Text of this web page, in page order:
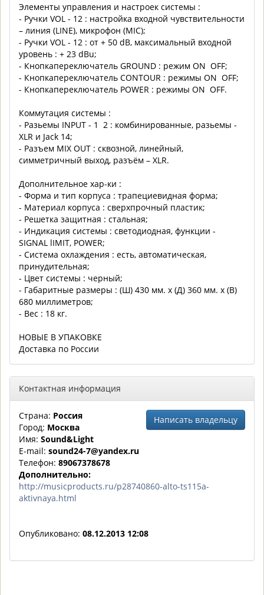
Элементы управления и настроек системы :
- Ручки VOL - 12 : настройка входной чувствительности
– линия (LINE), микрофон (MIC);
- Ручки VOL - 12 : от + 50 dB, максимальный входной
уровень : + 23 dBu;
- Кнопкапереключатель GROUND : режим ON OFF;
- Кнопкапереключатель CONTOUR : режимы ON OFF;
- Кнопкапереключатель POWER : режимы ON OFF.
Коммутация системы :
- Разьемы INPUT - 1 2 : комбинированные, разьемы -
XLR и Jack 14;
- Разъем MIX OUT : сквозной, линейный,
симметричный выход, разъём – XLR.
Дополнительное хар-ки :
- Форма и тип корпуса : трапециевидная форма;
- Материал корпуса : сверхпрочный пластик;
- Решетка защитная : стальная;
- Индикация системы : светодиодная, функции -
SIGNAL lIMIT, POWER;
- Система охлаждения : есть, автоматическая,
принудительная;
- Цвет системы : черный;
- Габаритные размеры : (Ш) 430 мм. x (Д) 360 мм. x (В)
680 миллиметров;
- Вес : 18 кг.
НОВЫЕ В УПАКОВКЕ
Доставка по России
Контактная информация
Написать владельцу
Страна: Россия
Город: Москва
Имя: Sound&Light
E-mail: sound24-7@yandex.ru
Телефон: 89067378678
Дополнительно:
http://musicproducts.ru/p28740860-alto-ts115a-
aktivnaya.html
Опубликовано: 08.12.2013 12:08